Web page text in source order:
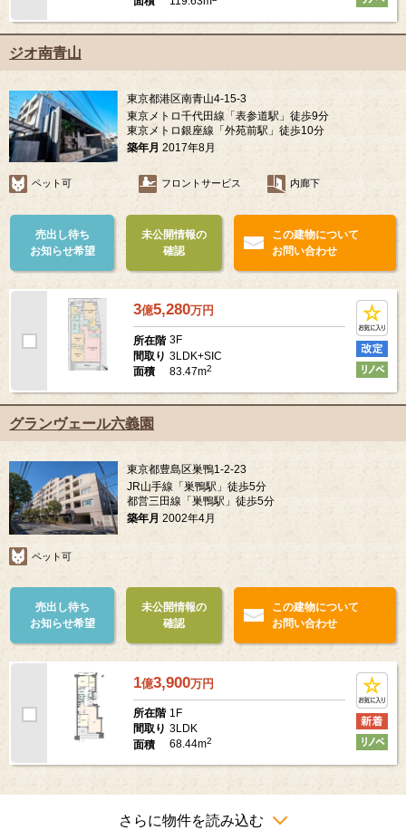
ジオ南青山
東京都港区南青山4-15-3
東京メトロ千代田線「表参道駅」徒歩9分
東京メトロ銀座線「外苑前駅」徒歩10分
築年月 2017年8月
ペット可 フロントサービス 内廊下
売出し待ち
お知らせ希望
未公開情報の
確認
この建物について
お問い合わせ
3億5,280万円
所在階 3F
間取り 3LDK+SIC
面積
83.47m2
グランヴェール六義園
東京都豊島区巣鴨1-2-23
JR山手線「巣鴨駅」徒歩5分
都営三田線「巣鴨駅」徒歩5分
築年月 2002年4月
ペット可
売出し待ち
お知らせ希望
未公開情報の
確認
この建物について
お問い合わせ
1億3,900万円
所在階 1F
間取り 3LDK
面積
68.44m2
さらに物件を読み込む